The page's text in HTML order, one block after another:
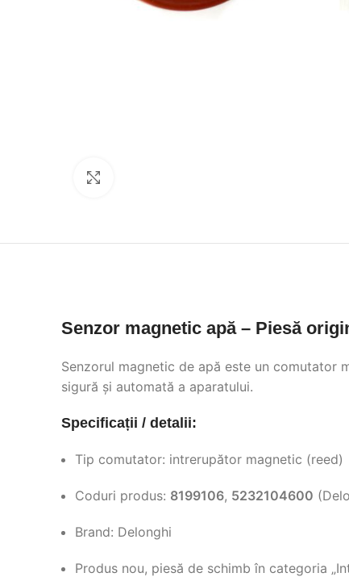
Senzor magnetic apă – Piesă
Senzorul magnetic de apă este un comutator
sigură și automată a aparatului.
Specificații / detalii:
Tip comutator: intrerupător magnetic (reed)
Coduri produs: 8199106, 5232104600
Brand: Delonghi
Produs nou, piesă de schimb în categoria